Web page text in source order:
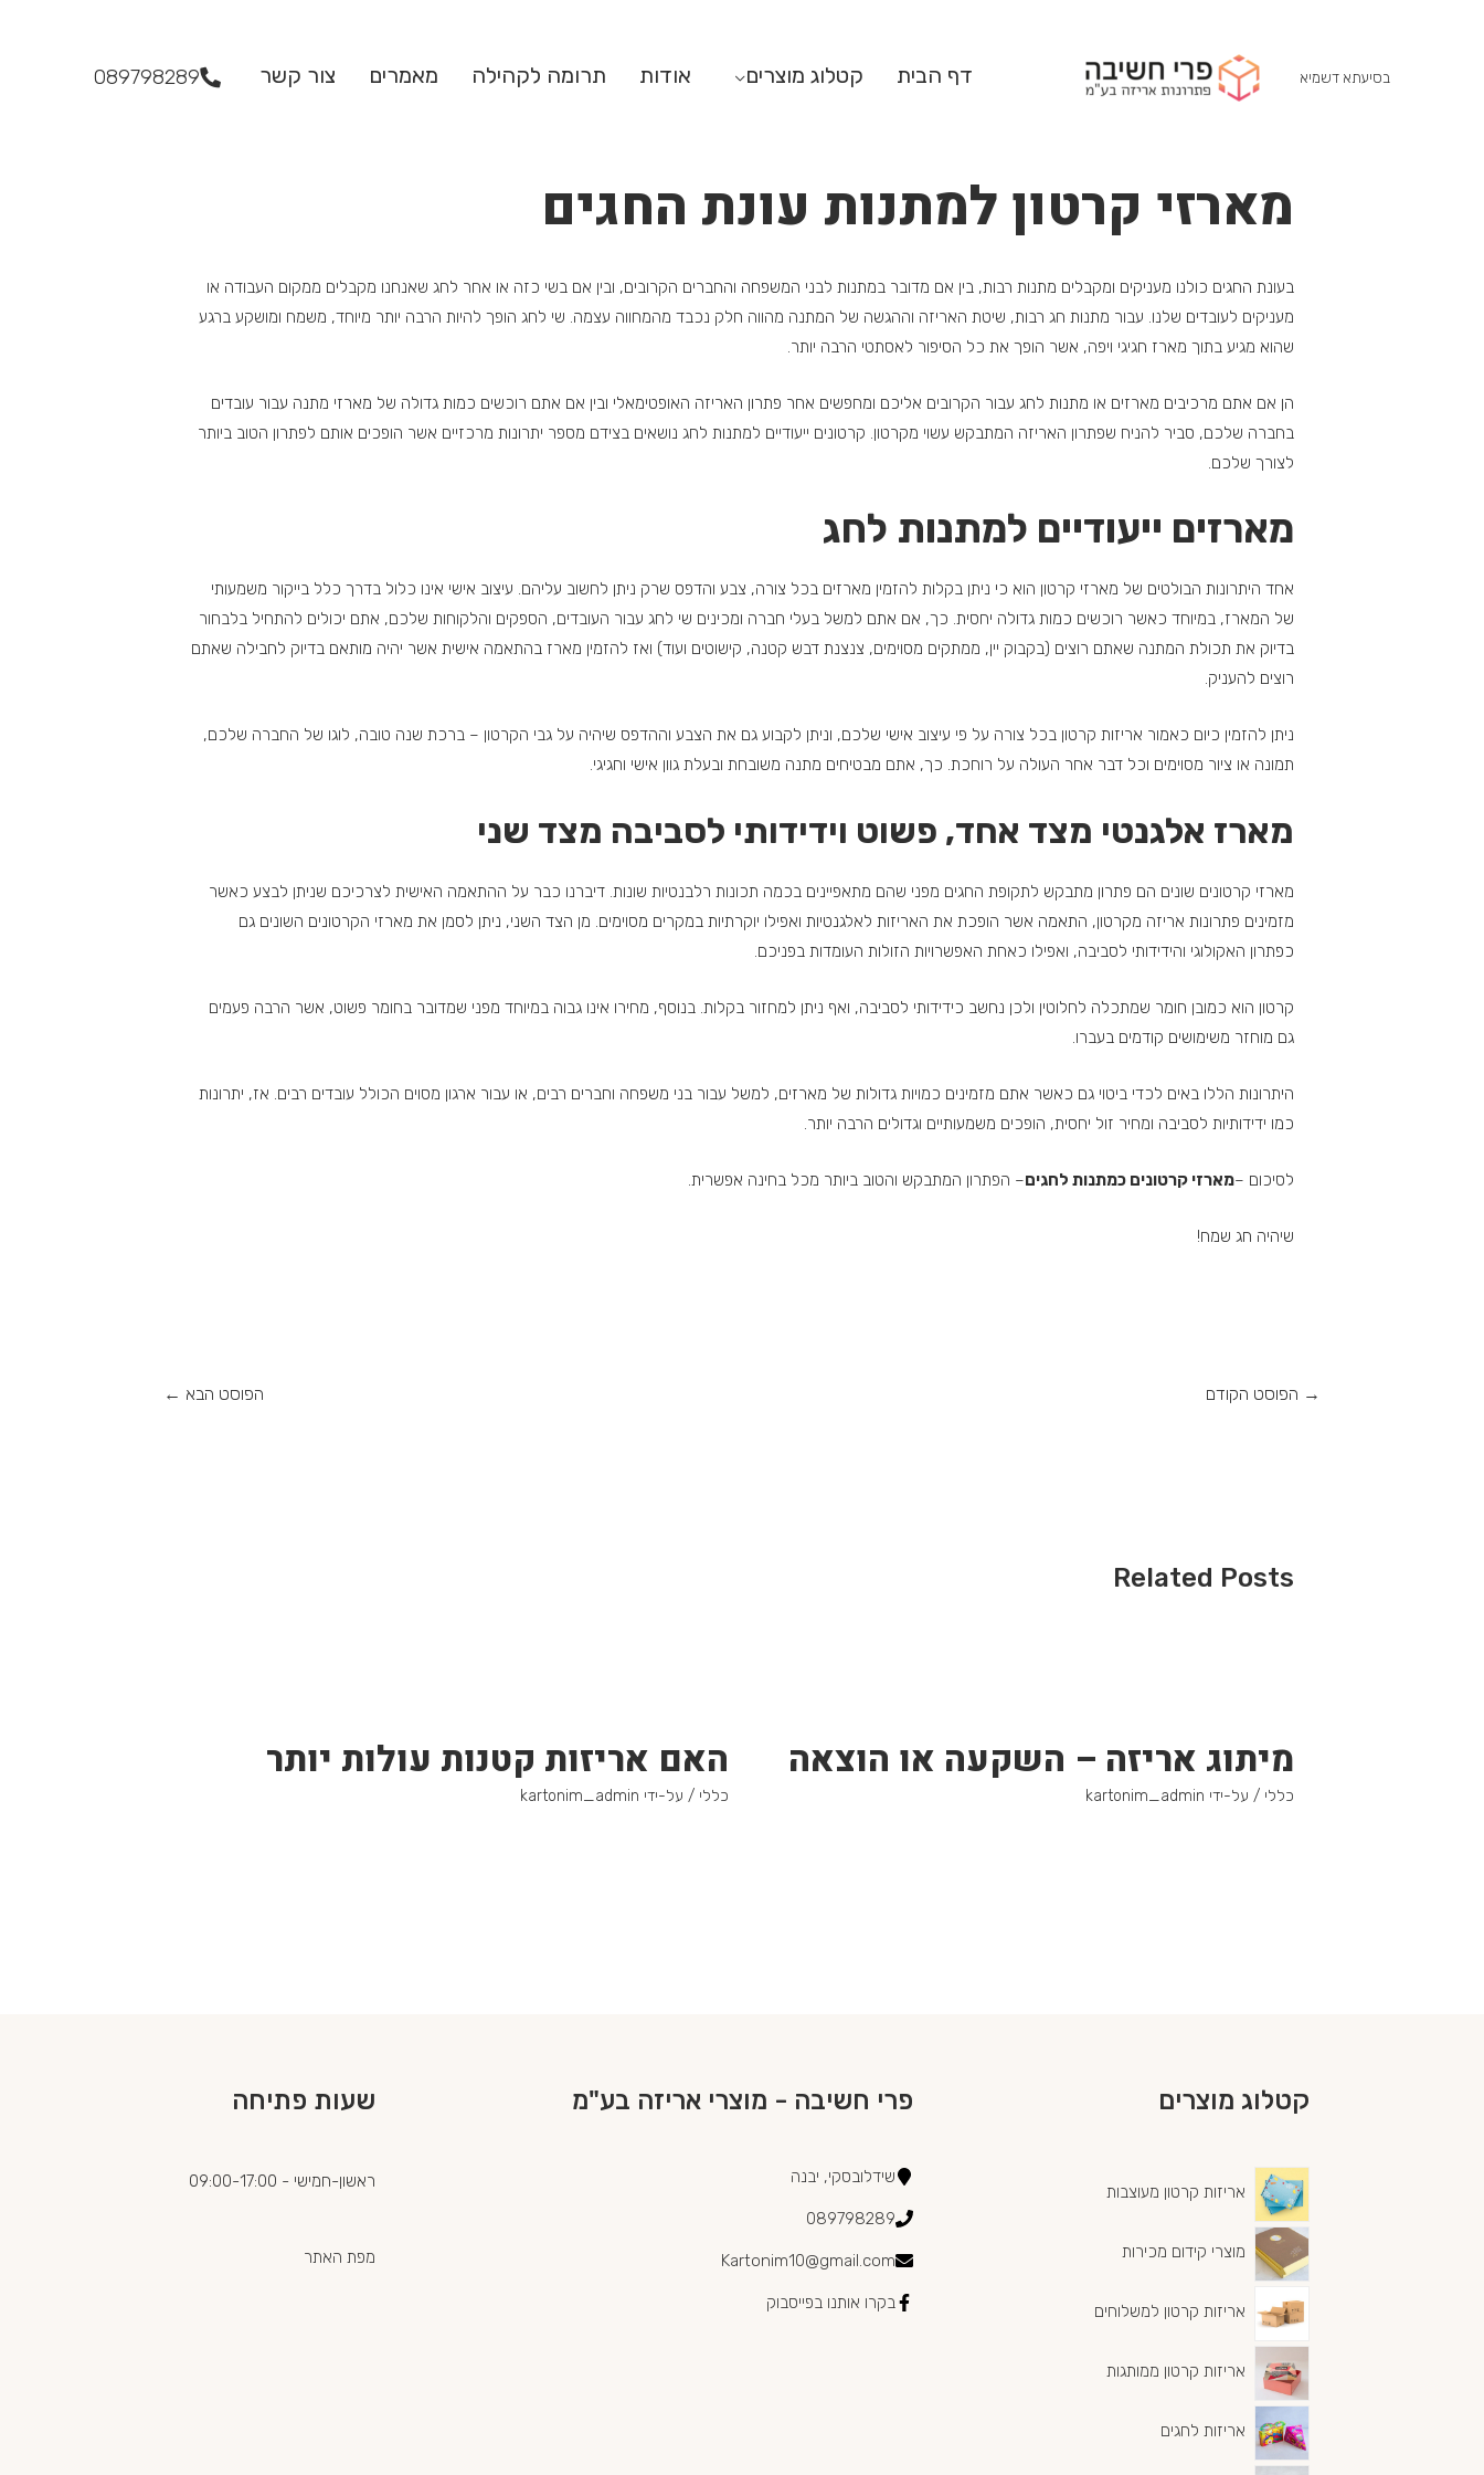
בסיעתא דשמיא דף הבית קטלוג מוצרים אודות תרומה לקהילה מאמרים צור קשר 089798289
מארזי קרטון למתנות עונת החגים
בעונת החגים כולנו מעניקים ומקבלים מתנות רבות, בין אם מדובר במתנות לבני המשפחה והחברים הקרובים, ובין אם בשי כזה או אחר לחג שאנחנו מקבלים ממקום העבודה או
מעניקים לעובדים שלנו. עבור מתנות חג רבות, שיטת האריזה וההגשה של המתנה מהווה חלק נכבד מהמחווה עצמה. שי לחג הופך להיות הרבה יותר מיוחד, משמח ומושקע ברגע
שהוא מגיע בתוך מארז חגיגי ויפה, אשר הופך את כל הסיפור לאסתטי הרבה יותר.
הן אם אתם מרכיבים מארזים או מתנות לחג עבור הקרובים אליכם ומחפשים אחר פתרון האריזה האופטימאלי ובין אם אתם רוכשים כמות גדולה של מארזי מתנה עבור עובדים
בחברה שלכם, סביר להניח שפתרון האריזה המתבקש עשוי מקרטון. קרטונים ייעודיים למתנות לחג נושאים בצידם מספר יתרונות מרכזיים אשר הופכים אותם לפתרון הטוב ביותר
לצורך שלכם.
מארזים ייעודיים למתנות לחג
אחד היתרונות הבולטים של מארזי קרטון הוא כי ניתן בקלות להזמין מארזים בכל צורה, צבע והדפס שרק ניתן לחשוב עליהם. עיצוב אישי אינו כלול בדרך כלל בייקור משמעותי
של המארז, במיוחד כאשר רוכשים כמות גדולה יחסית. כך, אם אתם למשל בעלי חברה ומכינים שי לחג עבור העובדים, הספקים והלקוחות שלכם, אתם יכולים להתחיל בלבחור
בדיוק את תכולת המתנה שאתם רוצים (בקבוק יין, ממתקים מסוימים, צנצנת דבש קטנה, קישוטים ועוד) ואז להזמין מארז בהתאמה אישית אשר יהיה מותאם בדיוק לחבילה שאתם
רוצים להעניק.
ניתן להזמין כיום כאמור אריזות קרטון בכל צורה על פי עיצוב אישי שלכם, וניתן לקבוע גם את הצבע וההדפס שיהיה על גבי הקרטון – ברכת שנה טובה, לוגו של החברה שלכם,
תמונה או ציור מסוימים וכל דבר אחר העולה על רוחכת. כך, אתם מבטיחים מתנה משובחת ובעלת גוון אישי וחגיגי.
מארז אלגנטי מצד אחד, פשוט וידידותי לסביבה מצד שני
מארזי קרטונים שונים הם פתרון מתבקש לתקופת החגים מפני שהם מתאפיינים בכמה תכונות רלבנטיות שונות. דיברנו כבר על ההתאמה האישית לצרכיכם שניתן לבצע כאשר
מזמינים פתרונות אריזה מקרטון, התאמה אשר הופכת את האריזות לאלגנטיות ואפילו יוקרתיות במקרים מסוימים. מן הצד השני, ניתן לסמן את מארזי הקרטונים השונים גם
כפתרון האקולוגי והידידותי לסביבה, ואפילו כאחת האפשרויות הזולות העומדות בפניכם.
קרטון הוא כמובן חומר שמתכלה לחלוטין ולכן נחשב כידידותי לסביבה, ואף ניתן למחזור בקלות. בנוסף, מחירו אינו גבוה במיוחד מפני שמדובר בחומר פשוט, אשר הרבה פעמים
גם מוחזר משימושים קודמים בעברו.
היתרונות הללו באים לכדי ביטוי גם כאשר אתם מזמינים כמויות גדולות של מארזים, למשל עבור בני משפחה וחברים רבים, או עבור ארגון מסוים הכולל עובדים רבים. אז, יתרונות
כמו ידידותיות לסביבה ומחיר זול יחסית, הופכים משמעותיים וגדולים הרבה יותר.
לסיכום –מארזי קרטונים כמתנות לחגים– הפתרון המתבקש והטוב ביותר מכל בחינה אפשרית.
שיהיה חג שמח!
→ הפוסט הקודם הפוסט הבא ←
Related Posts
מיתוג אריזה – השקעה או הוצאה
כללי / על-ידי kartonim_admin
האם אריזות קטנות עולות יותר
כללי / על-ידי kartonim_admin
קטלוג מוצרים
אריזות קרטון מעוצבות
מוצרי קידום מכירות
אריזות קרטון למשלוחים
אריזות קרטון ממותגות
אריזות לחגים
פרי חשיבה - מוצרי אריזה בע"מ
שידלובסקי, יבנה
089798289
Kartonim10@gmail.com
בקרו אותנו בפייסבוק
שעות פתיחה
ראשון-חמישי - 09:00-17:00
מפת האתר